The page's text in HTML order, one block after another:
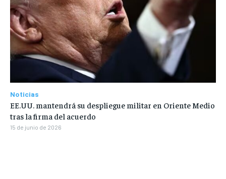
Noticias
EE.UU. mantendrá su despliegue militar en Oriente Medio
tras la firma del acuerdo
15 de junio de 2026